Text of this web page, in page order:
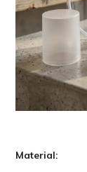
Material: